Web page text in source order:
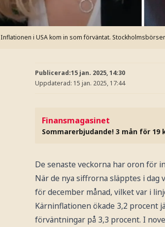
Inflationen i USA kom in som förväntat.
Publicerad:15 jan. 2025, 14:30
Uppdaterad: 15 jan. 2025, 17:44
Finansmagasinet
Sommarerbjudande! 3 mån för 19
De senaste veckorna har oron för
När de nya siffrorna släpptes i dag
för december månad, vilket var i
Kärninflationen ökade 3,2 procent
förväntningar på 3,3 procent. I